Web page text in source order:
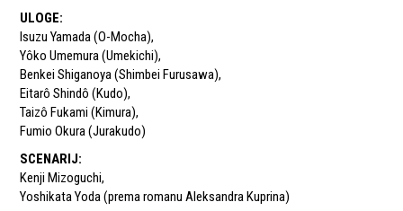
ULOGE:
Isuzu Yamada (O-Mocha),
Yôko Umemura (Umekichi),
Benkei Shiganoya (Shimbei Furusawa),
Eitarô Shindô (Kudo),
Taizô Fukami (Kimura),
Fumio Okura (Jurakudo)
SCENARIJ:
Kenji Mizoguchi,
Yoshikata Yoda (prema romanu Aleksandra Kuprina)